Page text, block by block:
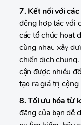
7. Kết nối với
động hợp tác với
các tổ chức hoạt
cùng nhau xây
chiến dịch
cận được nhiều
tạo ra giá trị
8. Tối ưu hóa từ
đăng của bạn dễ